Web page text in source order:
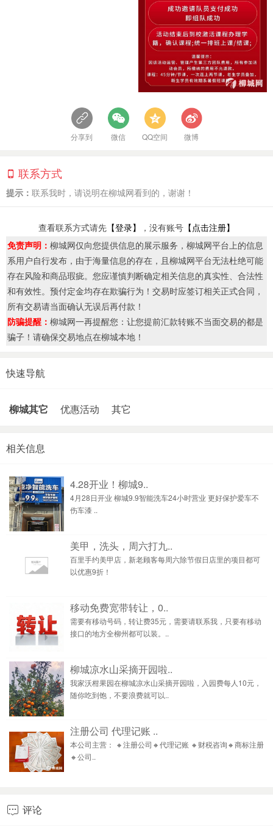
分享到 微信 QQ空间 微博
联系方式
提示： 联系我时，请说明在柳城网看到的，谢谢！
查看联系方式请先 【登录】 ，没有账号 【点击注册】
免责声明： 柳城网仅向您提供信息的展示服务，柳城网平台上的信息
系用户自行发布，由于海量信息的存在，且柳城网平台无法杜绝可能
存在风险和商品瑕疵。您应谨慎判断确定相关信息的真实性、合法性
和有效性。预付定金均存在欺骗行为！交易时应签订相关正式合同，
所有交易请当面确认无误后再付款！
防骗提醒： 柳城网一再提醒您：让您提前汇款转账不当面交易的都是
骗子！请确保交易地点在柳城本地！
快速导航
柳城其它 优惠活动 其它
相关信息
4.28开业！柳城9..
4月28日开业 柳城9.9智能洗车24小时营业 更好保护爱车不
伤车漆 ..
美甲，洗头，周六打九..
百里手约美甲店，新老顾客每周六除节假日店里的项目都可
以优惠9折！
移动免费宽带转让，0..
需要有移动号码，转让费35元，需要请联系我，只要有移动
接口的地方全柳州都可以装。..
柳城凉水山采摘开园啦..
我家沃柑果园在柳城凉水山采摘开园啦，入园费每人10元，
随你吃到饱，不要浪费就可以..
注册公司 代理记账 ..
本公司主营： 🔸注册公司🔸代理记账 🔸财税咨询🔸商标注册
🔸公司..
 评论